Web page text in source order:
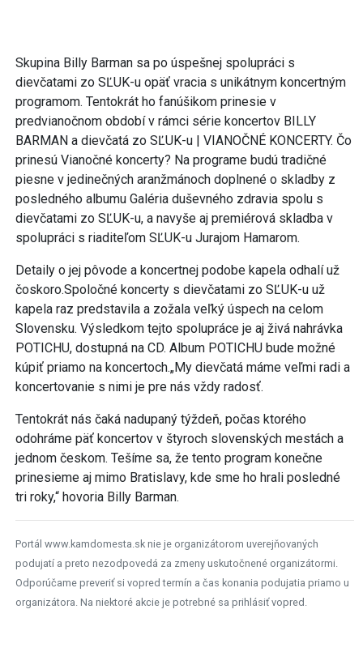
Skupina Billy Barman sa po úspešnej spolupráci s
dievčatami zo SĽUK-u opäť vracia s unikátnym koncertným
programom. Tentokrát ho fanúšikom prinesie v
predvianočnom období v rámci série koncertov BILLY
BARMAN a dievčatá zo SĽUK-u | VIANOČNÉ KONCERTY. Čo
prinesú Vianočné koncerty? Na programe budú tradičné
piesne v jedinečných aranžmánoch doplnené o skladby z
posledného albumu Galéria duševného zdravia spolu s
dievčatami zo SĽUK-u, a navyše aj premiérová skladba v
spolupráci s riaditeľom SĽUK-u Jurajom Hamarom.
Detaily o jej pôvode a koncertnej podobe kapela odhalí už
čoskoro.Spoločné koncerty s dievčatami zo SĽUK-u už
kapela raz predstavila a zožala veľký úspech na celom
Slovensku. Výsledkom tejto spolupráce je aj živá nahrávka
POTICHU, dostupná na CD. Album POTICHU bude možné
kúpiť priamo na koncertoch.„My dievčatá máme veľmi radi a
koncertovanie s nimi je pre nás vždy radosť.
Tentokrát nás čaká nadupaný týždeň, počas ktorého
odohráme päť koncertov v štyroch slovenských mestách a
jednom českom. Tešíme sa, že tento program konečne
prinesieme aj mimo Bratislavy, kde sme ho hrali posledné
tri roky,“ hovoria Billy Barman.
Portál www.kamdomesta.sk nie je organizátorom uverejňovaných
podujatí a preto nezodpovedá za zmeny uskutočnené organizátormi.
Odporúčame preveriť si vopred termín a čas konania podujatia priamo u
organizátora. Na niektoré akcie je potrebné sa prihlásiť vopred.